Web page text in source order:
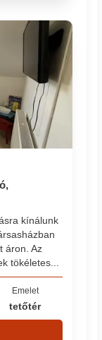
kínálunk
áron. Az
tökéletes...
Emelet
tetőtér